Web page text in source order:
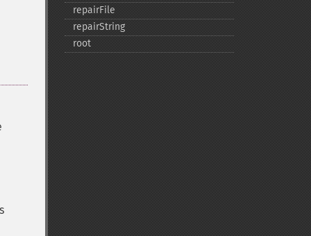
repairFile
repairString
root